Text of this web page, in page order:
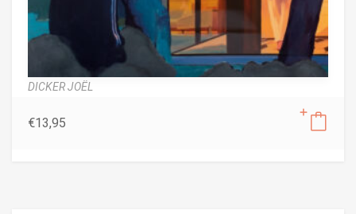
DICKER JOËL
€13,95